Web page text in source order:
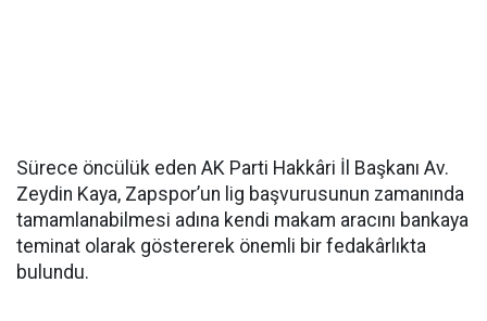
Sürece öncülük eden AK Parti Hakkâri İl Başkanı Av.
Zeydin Kaya, Zapspor’un lig başvurusunun zamanında
tamamlanabilmesi adına kendi makam aracını bankaya
teminat olarak göstererek önemli bir fedakârlıkta
bulundu.